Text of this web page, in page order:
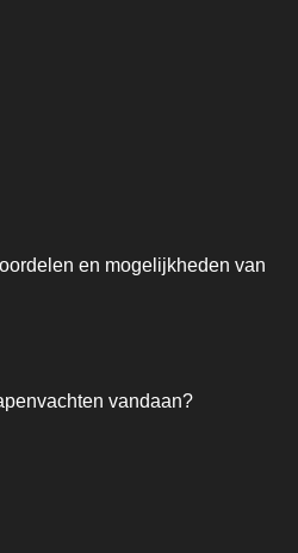
en mogelijkheden van
vandaan?